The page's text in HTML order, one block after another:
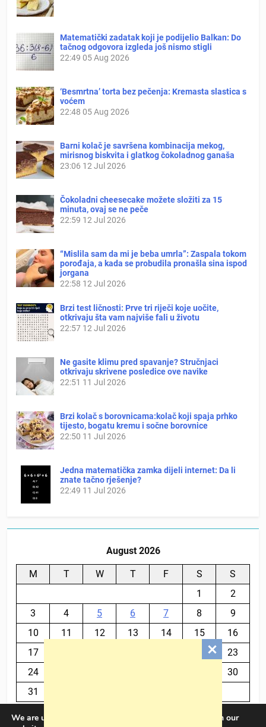
Matematički zadatak koji je podijelio Balkan: Do
tačnog odgovora izgleda još nismo stigli
22:49 05 Aug 2026
‘Besmrtna’ torta bez pečenja: Kremasta slastica s
voćem
22:48 05 Aug 2026
Barni kolač je savršena kombinacija mekog,
mirisnog biskvita i glatkog čokoladnog ganaša
23:06 12 Jul 2026
Čokoladni cheesecake možete složiti za 15
minuta, ovaj se ne peče
22:59 12 Jul 2026
“Mislila sam da mi je beba umrla”: Zaspala tokom
porođaja, a kada se probudila pronašla sina ispod
jorgana
22:58 12 Jul 2026
Brzi test ličnosti: Prve tri riječi koje uočite,
otkrivaju šta vam najviše fali u životu
22:57 12 Jul 2026
Ne gasite klimu pred spavanje? Stručnjaci
otkrivaju skrivene posledice ove navike
22:51 11 Jul 2026
Brzi kolač s borovnicama:kolač koji spaja prhko
tijesto, bogatu kremu i sočne borovnice
22:50 11 Jul 2026
Jedna matematička zamka dijeli internet: Da li
znate tačno rješenje?
22:49 11 Jul 2026
August 2026
M T W T F S
S
1
2
3
4 5 6 7 8
9
10
11 12 13 14 15
16
17
23
24
30
31
We are using cookies to give you the best experience on our